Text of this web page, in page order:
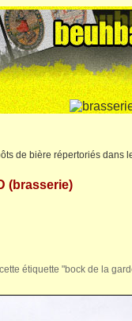
de bière répertoriés dans
(brasserie)
étiquette "bock de la